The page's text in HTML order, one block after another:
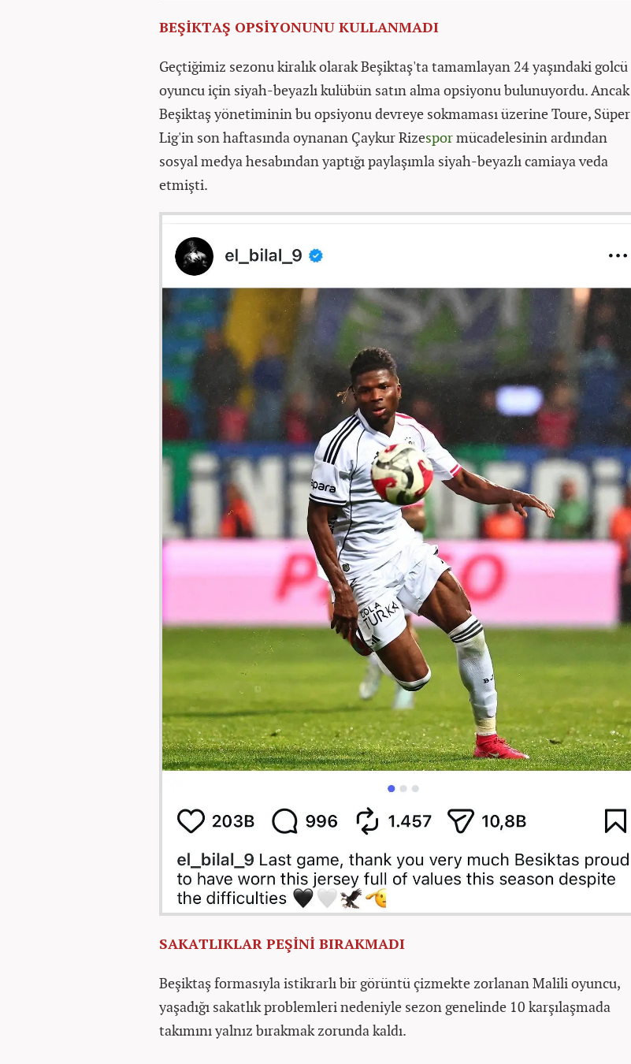
BEŞİKTAŞ OPSİYONUNU KULLANMADI
Geçtiğimiz sezonu kiralık olarak Beşiktaş'ta tamamlayan 24 yaşındaki golcü
oyuncu için siyah-beyazlı kulübün satın alma opsiyonu bulunuyordu. Ancak
Beşiktaş yönetiminin bu opsiyonu devreye sokmaması üzerine Toure, Süper
Lig'in son haftasında oynanan Çaykur Rizespormücadelesinin ardından
sosyal medya hesabından yaptığı paylaşımla siyah-beyazlı camiaya veda
etmişti.
SAKATLIKLAR PEŞİNİ BIRAKMADI
Beşiktaş formasıyla istikrarlı bir görüntü çizmekte zorlanan Malili oyuncu,
yaşadığı sakatlık problemleri nedeniyle sezon genelinde 10 karşılaşmada
takımını yalnız bırakmak zorunda kaldı.